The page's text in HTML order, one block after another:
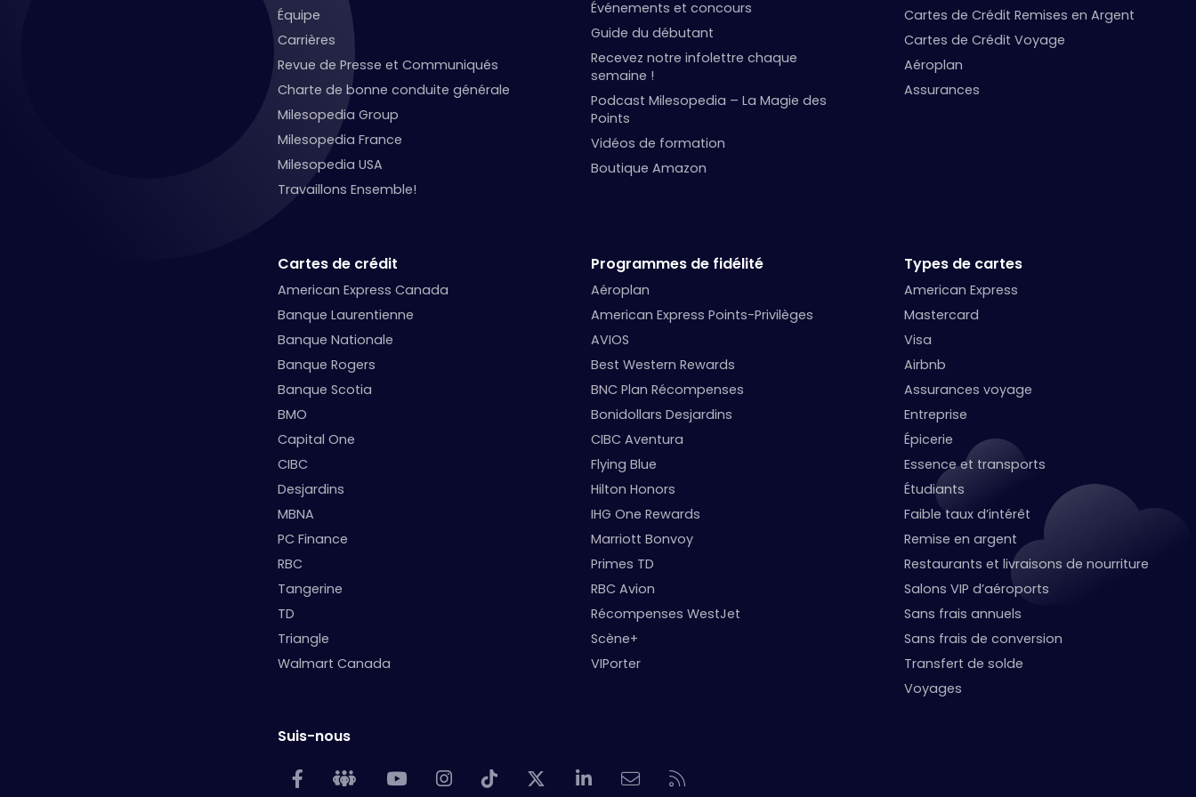
Équipe
Carrières
Revue de Presse et Communiqués
Charte de bonne conduite générale
Milesopedia Group
Milesopedia France
Milesopedia USA
Travaillons Ensemble!
Événements et concours
Guide du débutant
Recevez notre infolettre chaque
semaine !
Podcast Milesopedia – La Magie des
Points
Vidéos de formation
Boutique Amazon
Cartes de Crédit Remises en Argent
Cartes de Crédit Voyage
Aéroplan
Assurances
Cartes de crédit
American Express Canada
Banque Laurentienne
Banque Nationale
Banque Rogers
Banque Scotia
BMO
Capital One
CIBC
Desjardins
MBNA
PC Finance
RBC
Tangerine
TD
Triangle
Walmart Canada
Programmes de fidélité
Aéroplan
American Express Points-Privilèges
AVIOS
Best Western Rewards
BNC Plan Récompenses
Bonidollars Desjardins
CIBC Aventura
Flying Blue
Hilton Honors
IHG One Rewards
Marriott Bonvoy
Primes TD
RBC Avion
Récompenses WestJet
Scène+
VIPorter
Types de cartes
American Express
Mastercard
Visa
Airbnb
Assurances voyage
Entreprise
Épicerie
Essence et transports
Étudiants
Faible taux d’intérêt
Remise en argent
Restaurants et livraisons de nourriture
Salons VIP d’aéroports
Sans frais annuels
Sans frais de conversion
Transfert de solde
Voyages
Suis-nous